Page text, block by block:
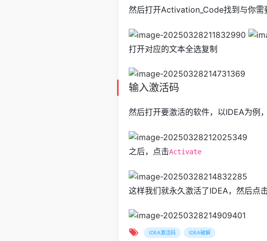
然后打开Activation_Code找到与你需
打开对应的文本全选复制
输入激活码
然后打开要激活的软件，以IDEA为例
之后，点击Activate
这样我们就永久激活了IDEA，然后点
IDEA激活码 IDEA破解